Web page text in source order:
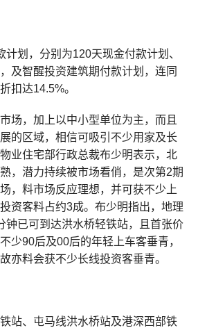
计划，分别为120天现金付款计划、
及智醒投资建筑期付款计划，连同
扣达14.5%。
场，加上以中小型单位为主，而且
的区域，相信可吸引不少用家及长
业住宅部行政总裁布少明表示，北
，潜力持续被市场看俏，是次第2期
，料市场反应理想，并可获不少上
资客料占约3成。布少明指出，地理
钟已可到达洪水桥轻铁站，且首张价
少90后及00后的年轻上车客垂青，
亦料会获不少长线投资客垂青。
站、屯马线洪水桥站及港深西部铁